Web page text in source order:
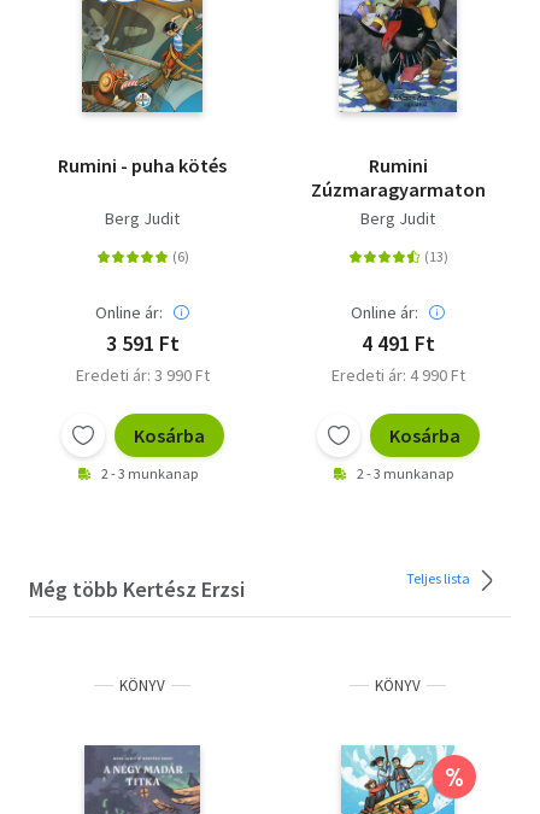
Rumini - puha kötés
Berg Judit
Online ár:
3 591 Ft
Eredeti ár: 3 990 Ft
Kosárba
2 - 3 munkanap
Rumini
Zúzmaragyarmaton
Berg Judit
Online ár:
4 491 Ft
Eredeti ár: 4 990 Ft
Kosárba
2 - 3 munkanap
Még több Kertész Erzsi Teljes lista
KÖNYV KÖNYV
%